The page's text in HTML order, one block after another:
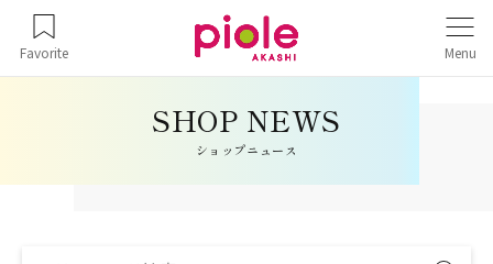
Favorite Menu
ショップニュース